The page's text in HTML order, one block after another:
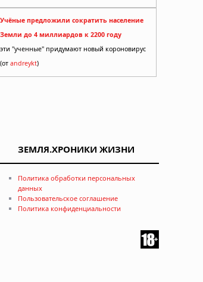
Учёные предложили сократить население
Земли до 4 миллиардов к 2200 году
эти "ученные" придумают новый короновирус
(от andreykt)
ЗЕМЛЯ.ХРОНИКИ ЖИЗНИ
Политика обработки персональных
данных
Пользовательское соглашение
Политика конфиденциальности